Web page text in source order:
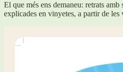
El que més ens demaneu: retrats
explicades en vinyetes, a partir de les